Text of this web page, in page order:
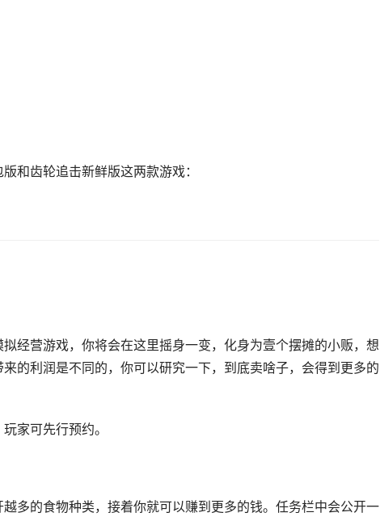
和齿轮追击新鲜版这两款游戏：
经营游戏，你将会在这里摇身一变，化身为壹个摆摊的小贩，想
的利润是不同的，你可以研究一下，到底卖啥子，会得到更多的
家可先行预约。
多的食物种类，接着你就可以赚到更多的钱。任务栏中会公开一